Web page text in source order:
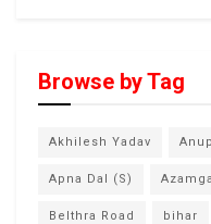
Browse by Tag
Akhilesh Yadav
Apna Dal (S)
Belthra Road bihar